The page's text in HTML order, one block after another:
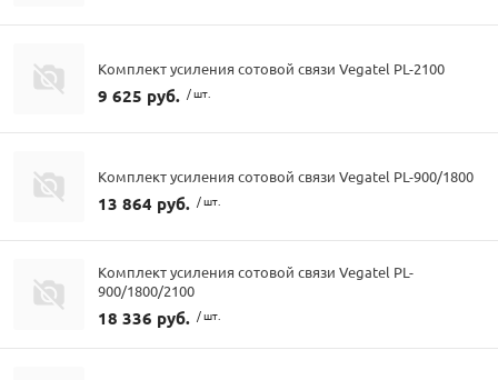
Комплект усиления сотовой связи Vegatel PL-2100
9 625 руб. / шт.
Комплект усиления сотовой связи Vegatel PL-900/1800
13 864 руб. / шт.
Комплект усиления сотовой связи Vegatel PL-
900/1800/2100
18 336 руб. / шт.